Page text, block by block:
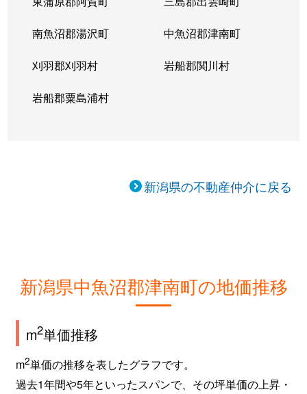
南魚沼郡湯沢町 中魚沼郡津南町
刈羽郡刈羽村 岩船郡関川村
岩船郡粟島浦村
新潟県の不動産仲介に戻る
新潟県中魚沼郡津南町の地価推移
m2単価推移
m2単価の推移を表したグラフです。
過去1年間や5年といったスパンで、その坪単価の上昇・